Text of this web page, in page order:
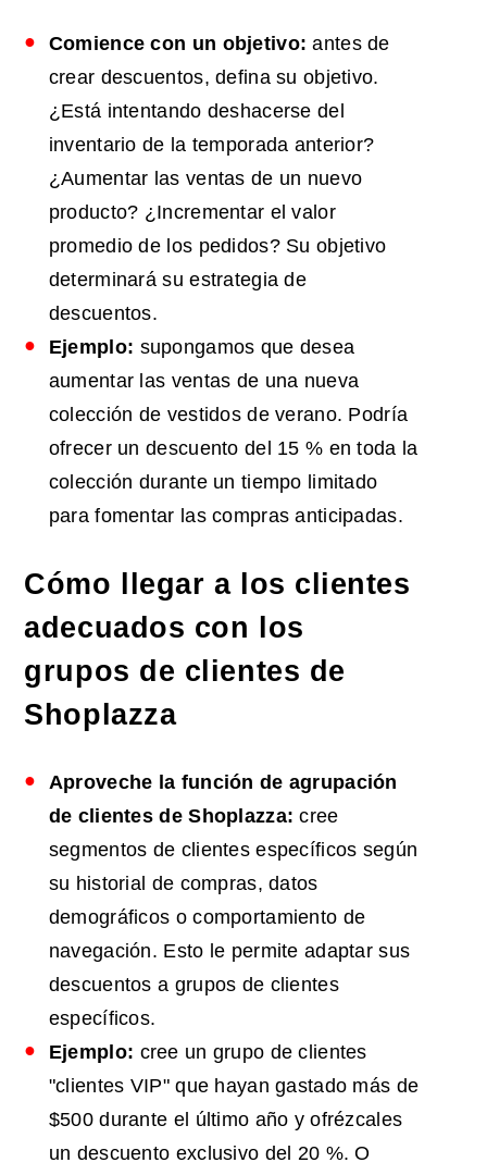
Comience con un objetivo: antes de
crear descuentos, defina su objetivo.
¿Está intentando deshacerse del
inventario de la temporada anterior?
¿Aumentar las ventas de un nuevo
producto? ¿Incrementar el valor
promedio de los pedidos? Su objetivo
determinará su estrategia de
descuentos.
Ejemplo: supongamos que desea
aumentar las ventas de una nueva
colección de vestidos de verano. Podría
ofrecer un descuento del 15 % en toda la
colección durante un tiempo limitado
para fomentar las compras anticipadas.
Cómo llegar a los clientes
adecuados con los
grupos de clientes de
Shoplazza
Aproveche la función de agrupación
de clientes de Shoplazza: cree
segmentos de clientes específicos según
su historial de compras, datos
demográficos o comportamiento de
navegación. Esto le permite adaptar sus
descuentos a grupos de clientes
específicos.
Ejemplo: cree un grupo de clientes
"clientes VIP" que hayan gastado más de
$500 durante el último año y ofrézcales
un descuento exclusivo del 20 %. O